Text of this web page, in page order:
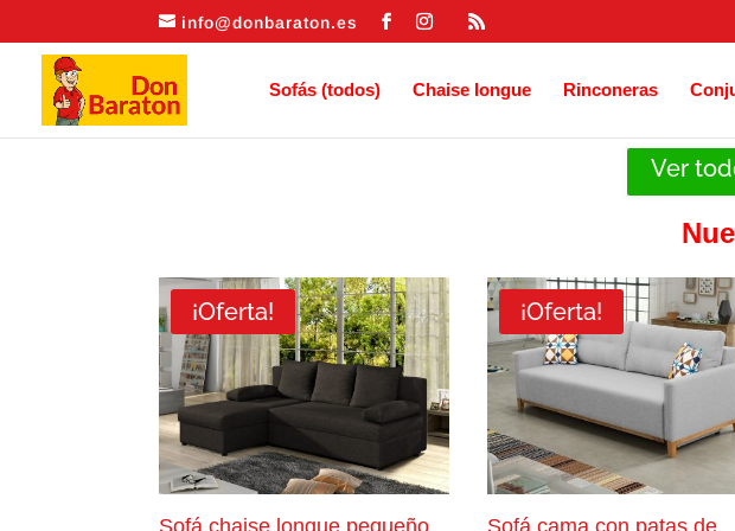
info@donbaraton.es
Sofás (todos) Chaise longue Rinconeras
Ver
¡Oferta!
Sofá chaise longue pequeño
¡Oferta!
Sofá cama con patas de